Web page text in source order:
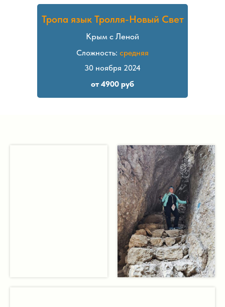
Тропа язык Тролля-Новый Свет
Крым с Леной
30 ноября 2024
Сложность: средняя
от 4900 руб